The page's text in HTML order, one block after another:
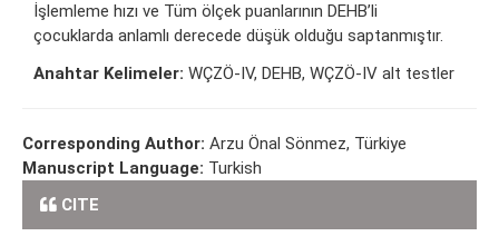
İşlemleme hızı ve Tüm ölçek puanlarının DEHB’li
çocuklarda anlamlı derecede düşük olduğu saptanmıştır.
Anahtar Kelimeler: WÇZÖ-IV, DEHB, WÇZÖ-IV alt testler
Corresponding Author: Arzu Önal Sönmez, Türkiye
Manuscript Language: Turkish
CITE